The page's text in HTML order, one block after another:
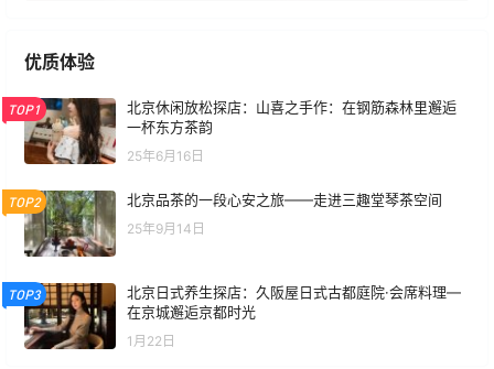
优质体验
TOP1
北京休闲放松探店：山喜之手作：在钢筋森林里邂逅
一杯东方茶韵
25年6月16日
TOP2 北京品茶的一段心安之旅——走进三趣堂琴茶空间
25年9月14日
TOP3
北京日式养生探店：久阪屋日式古都庭院·会席料理—
在京城邂逅京都时光
1月22日